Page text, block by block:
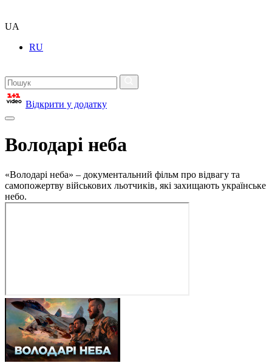
UA
RU
Відкрити у додатку
Володарі неба
«Володарі неба» – документальний фільм про відвагу та
самопожертву військових льотчиків, які захищають українське
небо.